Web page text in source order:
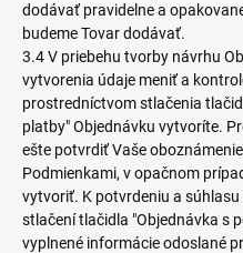
dodávať pravidelne a
budeme Tovar dodávať.
3.4 V priebehu tvorby návrhu
vytvorenia údaje meniť a
prostredníctvom stlačenia
platby" Objednávku vytvoríte.
ešte potvrdiť Vaše
Podmienkami, v opačnom
vytvoriť. K potvrdeniu a
stlačení tlačidla "Objednávka s
vyplnené informácie odoslané